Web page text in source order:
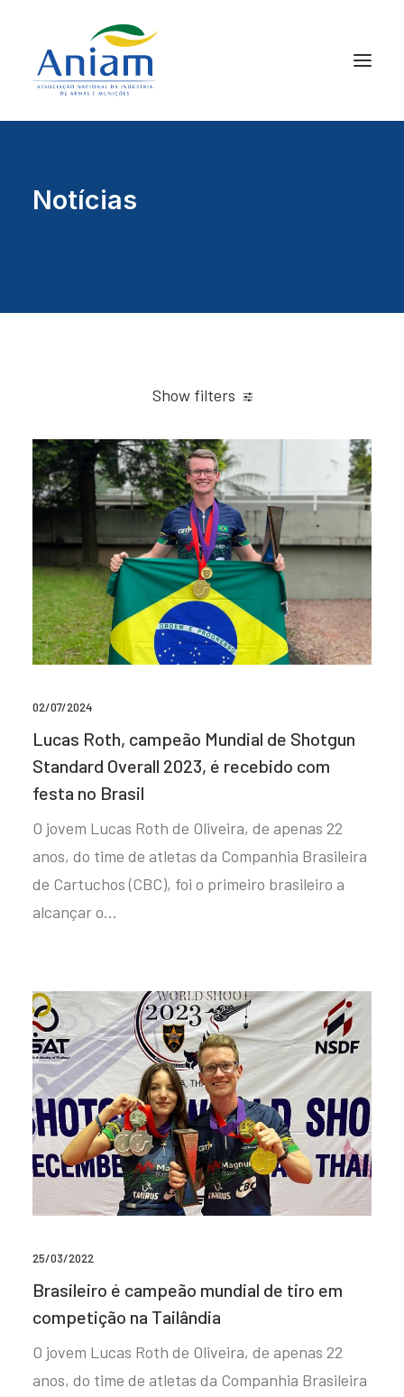
Notícias
Show filters
02/07/2024
Lucas Roth, campeão Mundial de Shotgun
Standard Overall 2023, é recebido com
festa no Brasil
O jovem Lucas Roth de Oliveira, de apenas 22
anos, do time de atletas da Companhia Brasileira
de Cartuchos (CBC), foi o primeiro brasileiro a
alcançar o…
25/03/2022
Brasileiro é campeão mundial de tiro em
competição na Tailândia
O jovem Lucas Roth de Oliveira, de apenas 22
anos, do time de atletas da Companhia Brasileira